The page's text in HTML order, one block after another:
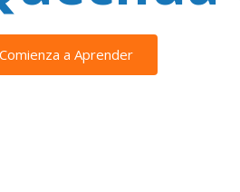
Comienza a Aprender